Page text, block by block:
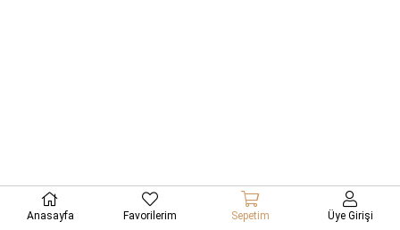
Anasayfa Favorilerim Sepetim Üye Girişi